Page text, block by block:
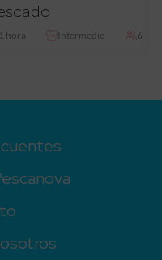
1 hora Intermedio 6